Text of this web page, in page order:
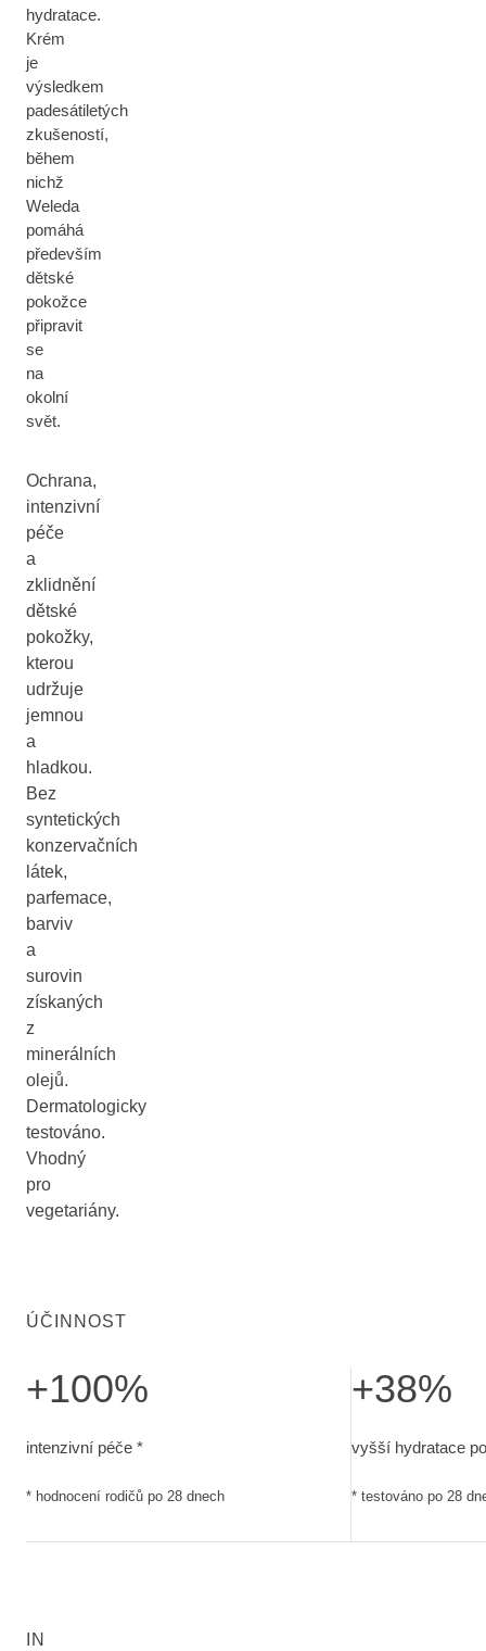
hydratace.
Krém
je
výsledkem
padesátiletých
zkušeností,
během
nichž
Weleda
pomáhá
především
dětské
pokožce
připravit
se
na
okolní
svět.
Ochrana,
intenzivní
péče
a
zklidnění
dětské
pokožky,
kterou
udržuje
jemnou
a
hladkou.
Bez
syntetických
konzervačních
látek,
parfemace,
barviv
a
surovin
získaných
z
minerálních
olejů.
Dermatologicky
testováno.
Vhodný
pro
vegetariány.
ÚČINNOST
+100%
intenzivní péče *
* hodnocení rodičů po 28 dnech
+38%
vyšší hydratace
* testováno po 28
IN